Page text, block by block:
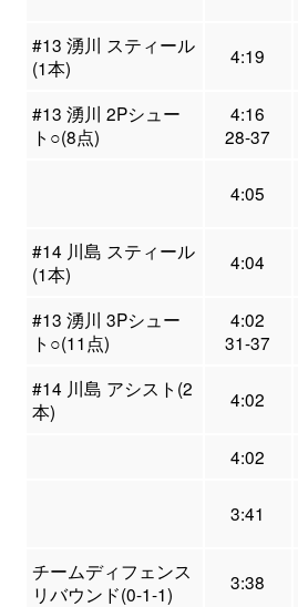
#13 湧川 スティール
(1本)
4:19
#13 湧川 2Pシュー
ト○(8点)
4:16
28-37
4:05
#14 川島 スティール
(1本)
4:04
#13 湧川 3Pシュー
ト○(11点)
4:02
31-37
#14 川島 アシスト(2
本)
4:02
4:02
3:41
チームディフェンス
リバウンド(0-1-1)
3:38